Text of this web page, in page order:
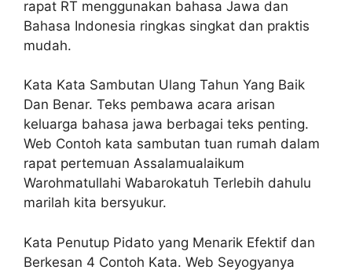
rapat RT menggunakan bahasa Jawa dan
Bahasa Indonesia ringkas singkat dan praktis
mudah.
Kata Kata Sambutan Ulang Tahun Yang Baik
Dan Benar. Teks pembawa acara arisan
keluarga bahasa jawa berbagai teks penting.
Web Contoh kata sambutan tuan rumah dalam
rapat pertemuan Assalamualaikum
Warohmatullahi Wabarokatuh Terlebih dahulu
marilah kita bersyukur.
Kata Penutup Pidato yang Menarik Efektif dan
Berkesan 4 Contoh Kata. Web Seyogyanya